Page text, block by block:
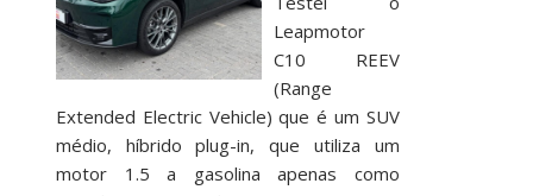
Leapmotor
C10 REEV
(Range
Extended Electric Vehicle) que é um SUV
médio, híbrido plug-in, que utiliza um
motor 1.5 a gasolina apenas como